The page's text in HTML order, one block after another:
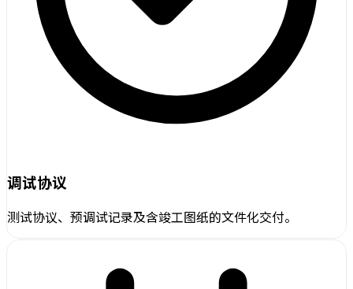
调试协议
测试协议、预调试记录及含竣工图纸的文件化交付。